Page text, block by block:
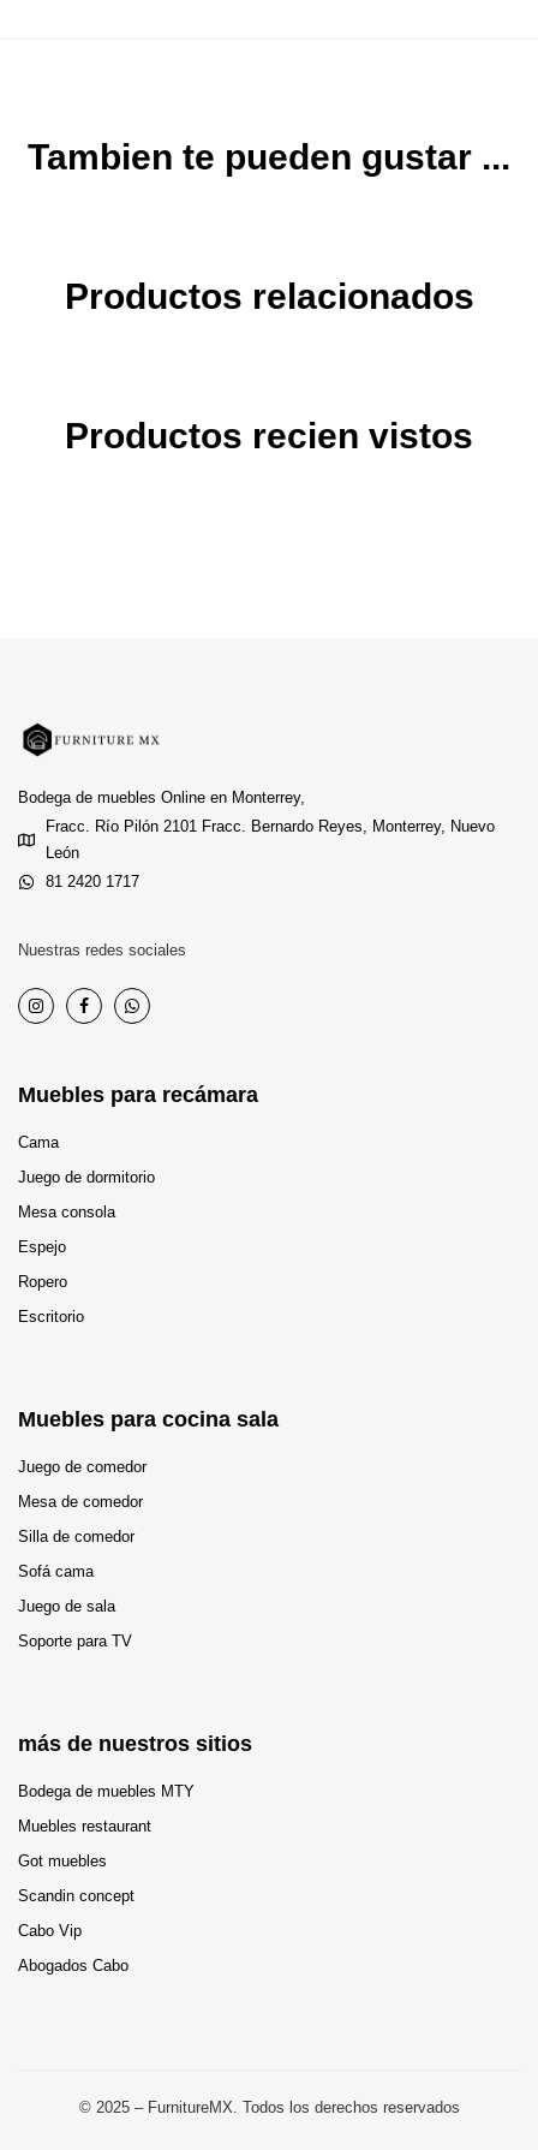
Tambien te pueden gustar ...
Productos relacionados
Productos recien vistos
Bodega de muebles Online en Monterrey,
Fracc. Río Pilón 2101 Fracc. Bernardo Reyes, Monterrey, Nuevo
León
81 2420 1717
Nuestras redes sociales
Muebles para recámara
Cama
Juego de dormitorio
Mesa consola
Espejo
Ropero
Escritorio
Muebles para cocina sala
Juego de comedor
Mesa de comedor
Silla de comedor
Sofá cama
Juego de sala
Soporte para TV
más de nuestros sitios
Bodega de muebles MTY
Muebles restaurant
Got muebles
Scandin concept
Cabo Vip
Abogados Cabo
© 2025 – FurnitureMX. Todos los derechos reservados